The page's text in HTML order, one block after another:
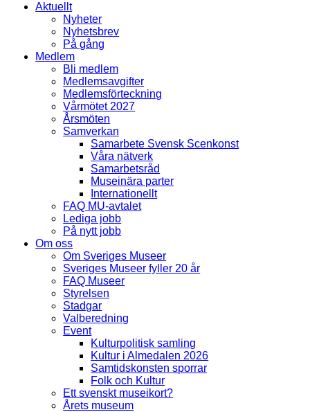
Aktuellt
Nyheter
Nyhetsbrev
På gång
Medlem
Bli medlem
Medlemsavgifter
Medlemsförteckning
Vårmötet 2027
Årsmöten
Samverkan
Samarbete Svensk Scenkonst
Våra nätverk
Samarbetsråd
Museinära parter
Internationellt
FAQ MU-avtalet
Lediga jobb
På nytt jobb
Om oss
Om Sveriges Museer
Sveriges Museer fyller 20 år
FAQ Museer
Styrelsen
Stadgar
Valberedning
Event
Kulturpolitisk samling
Kultur i Almedalen 2026
Samtidskonsten sporrar
Folk och Kultur
Ett svenskt museikort?
Årets museum